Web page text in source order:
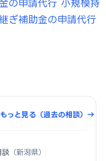
の申請代行 小規模持
ぎ補助金の申請代行
もっと見る（過去の相談）→
談 （新潟県）